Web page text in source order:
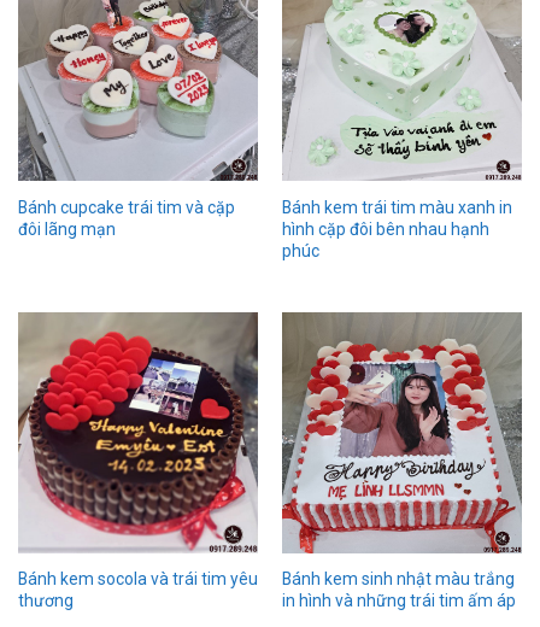
Bánh cupcake trái tim và cặp
đôi lãng mạn
Bánh kem trái tim màu xanh in
hình cặp đôi bên nhau hạnh
phúc
Bánh kem socola và trái tim yêu
thương
Bánh kem sinh nhật màu trắng
in hình và những trái tim ấm áp